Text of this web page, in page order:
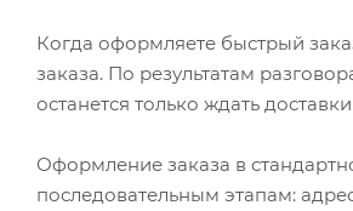
Когда оформляете быстрый
заказа. По результатам
останется только ждать
Оформление заказа в
последовательным этапам: